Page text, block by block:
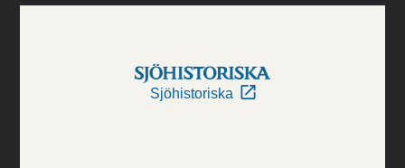
Sjöhistoriska